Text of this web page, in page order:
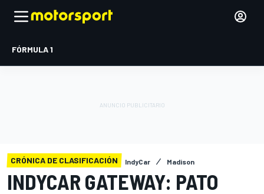
FÓRMULA 1
CRÓNICA DE CLASIFICACIÓN IndyCar Madison
INDYCAR GATEWAY: PATO